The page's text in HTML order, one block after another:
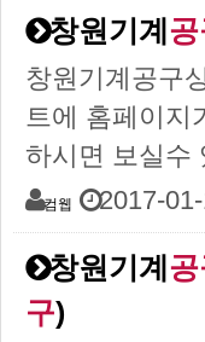
창원기계
창원기계공구
트에 홈페이지
하시면 보실수
컴웹 2017-
창원기계
구)